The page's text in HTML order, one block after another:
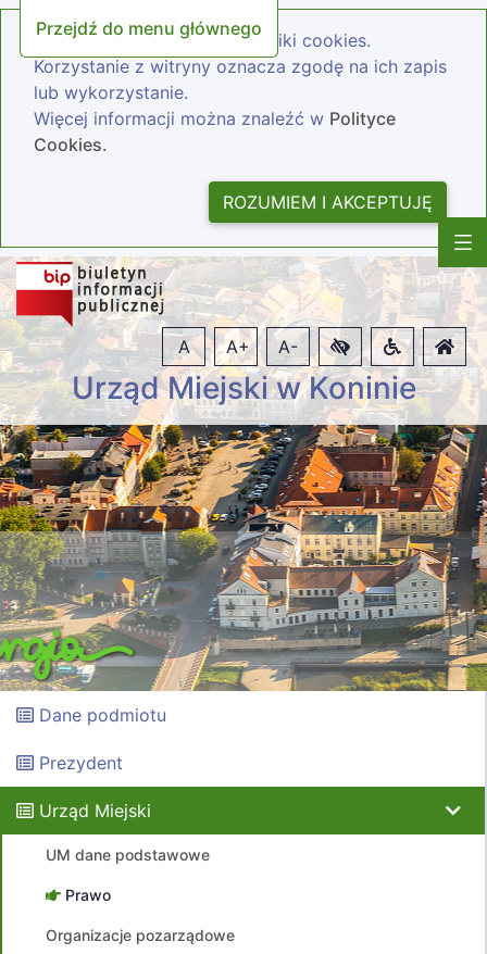
Przejdź do menu głównego
Nasza strona wykorzystuje pliki cookies.
Korzystanie z witryny oznacza zgodę na ich zapis
lub wykorzystanie.
Więcej informacji można znaleźć w Polityce
Cookies.
ROZUMIEM I AKCEPTUJĘ
Urząd Miejski w Koninie
A A+ A-
Dane podmiotu
Prezydent
Urząd Miejski
UM dane podstawowe
Prawo
Organizacje pozarządowe